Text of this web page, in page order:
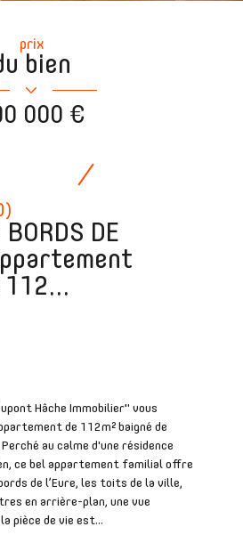
DE
Hâche Immobilier" vous
de 112m² baigné de
au calme d'une résidence
ce bel appartement familial offre
de l’Eure, les toits de la ville,
en arrière-plan, une vue
pièce de vie est...
prix
bien
000 €